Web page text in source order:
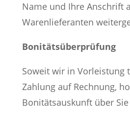
Name und Ihre Anschrift
Warenlieferanten
Bonitätsüberprüfung
Soweit wir in Vorleistung
Zahlung auf Rechnung,
Bonitätsauskunft über